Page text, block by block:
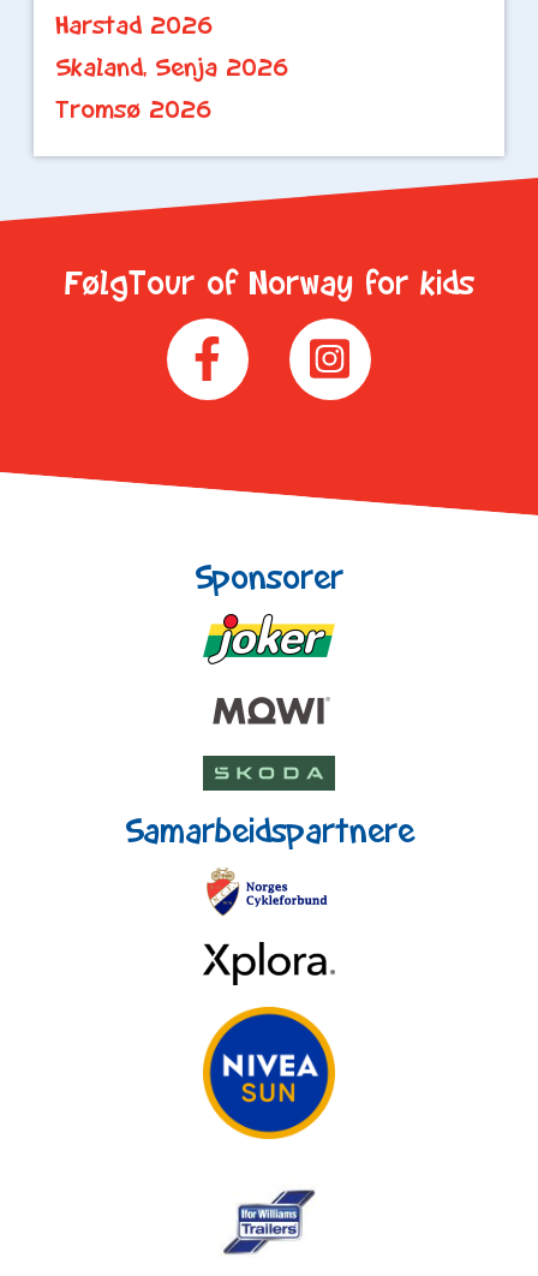
Harstad 2026
Skaland, Senja 2026
Tromsø 2026
FølgTour of Norway for kids
Sponsorer
Samarbeidspartnere